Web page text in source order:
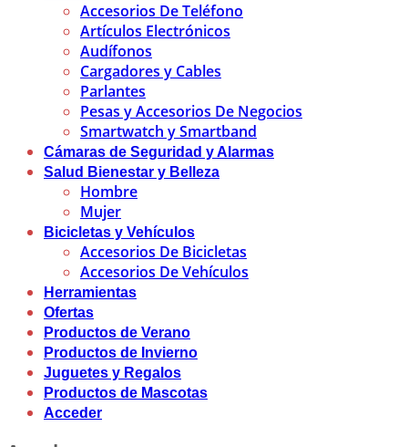
Accesorios De Teléfono
Artículos Electrónicos
Audífonos
Cargadores y Cables
Parlantes
Pesas y Accesorios De Negocios
Smartwatch y Smartband
Cámaras de Seguridad y Alarmas
Salud Bienestar y Belleza
Hombre
Mujer
Bicicletas y Vehículos
Accesorios De Bicicletas
Accesorios De Vehículos
Herramientas
Ofertas
Productos de Verano
Productos de Invierno
Juguetes y Regalos
Productos de Mascotas
Acceder